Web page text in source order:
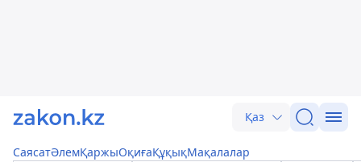
Қаз
СаясатӘлемҚаржыОқиғаҚұқықМақалалар